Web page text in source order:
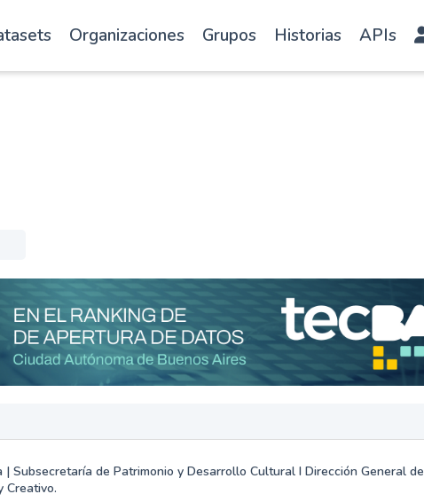
Organizaciones Grupos Historias APIs
| Subsecretaría de Patrimonio y Desarrollo Cultural I Dirección General de
Creativo.